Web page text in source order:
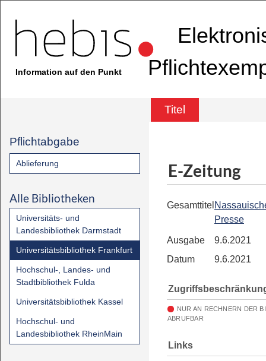
Information auf den Punkt
Titel
Pflichtabgabe
Ablieferung
Alle Bibliotheken
Universitäts- und
Landesbibliothek Darmstadt
Universitätsbibliothek Frankfurt
Hochschul-, Landes- und
Stadtbibliothek Fulda
Universitätsbibliothek Kassel
Hochschul- und
Landesbibliothek RheinMain
E-Zeitung
Gesamttitel
Presse
Ausgabe
9.6.2021
Datum
9.6.2021
NUR AN RECHNERN DER
ABRUFBAR
Links